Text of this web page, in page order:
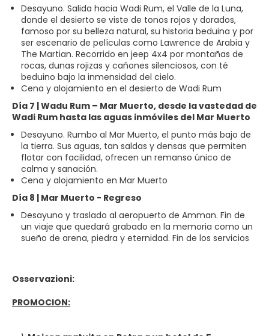
Desayuno. Salida hacia Wadi Rum, el Valle de la Luna,
donde el desierto se viste de tonos rojos y dorados,
famoso por su belleza natural, su historia beduina y por
ser escenario de películas como Lawrence de Arabia y
The Martian. Recorrido en jeep 4x4 por montañas de
rocas, dunas rojizas y cañones silenciosos, con té
beduino bajo la inmensidad del cielo.
Cena y alojamiento en el desierto de Wadi Rum
Día 7 | Wadu Rum – Mar Muerto, desde la vastedad de
Wadi Rum hasta las aguas inmóviles del Mar Muerto
Desayuno. Rumbo al Mar Muerto, el punto más bajo de
la tierra. Sus aguas, tan saldas y densas que permiten
flotar con facilidad, ofrecen un remanso único de
calma y sanación.
Cena y alojamiento en Mar Muerto
Día 8 | Mar Muerto - Regreso
Desayuno y traslado al aeropuerto de Amman. Fin de
un viaje que quedará grabado en la memoria como un
sueño de arena, piedra y eternidad. Fin de los servicios
Osservazioni:
PROMOCION: